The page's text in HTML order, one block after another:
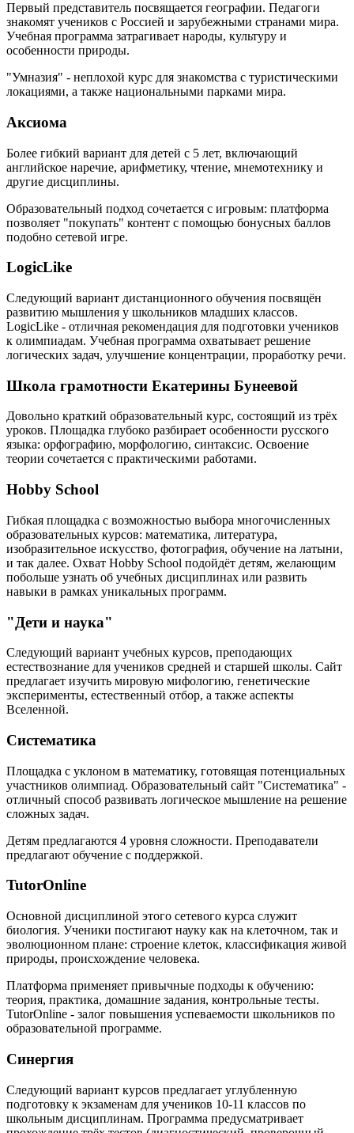
Первый представитель посвящается географии. Педагоги
знакомят учеников с Россией и зарубежными странами мира.
Учебная программа затрагивает народы, культуру и
особенности природы.
"Умназия" - неплохой курс для знакомства с туристическими
локациями, а также национальными парками мира.
Аксиома
Более гибкий вариант для детей с 5 лет, включающий
английское наречие, арифметику, чтение, мнемотехнику и
другие дисциплины.
Образовательный подход сочетается с игровым: платформа
позволяет "покупать" контент с помощью бонусных баллов
подобно сетевой игре.
LogicLike
Следующий вариант дистанционного обучения посвящён
развитию мышления у школьников младших классов.
LogicLike - отличная рекомендация для подготовки учеников
к олимпиадам. Учебная программа охватывает решение
логических задач, улучшение концентрации, проработку речи.
Школа грамотности Екатерины Бунеевой
Довольно краткий образовательный курс, состоящий из трёх
уроков. Площадка глубоко разбирает особенности русского
языка: орфографию, морфологию, синтаксис. Освоение
теории сочетается с практическими работами.
Hobby School
Гибкая площадка с возможностью выбора многочисленных
образовательных курсов: математика, литература,
изобразительное искусство, фотография, обучение на латыни,
и так далее. Охват Hobby School подойдёт детям, желающим
побольше узнать об учебных дисциплинах или развить
навыки в рамках уникальных программ.
"Дети и наука"
Следующий вариант учебных курсов, преподающих
естествознание для учеников средней и старшей школы. Сайт
предлагает изучить мировую мифологию, генетические
эксперименты, естественный отбор, а также аспекты
Вселенной.
Систематика
Площадка с уклоном в математику, готовящая потенциальных
участников олимпиад. Образовательный сайт "Систематика" -
отличный способ развивать логическое мышление на решение
сложных задач.
Детям предлагаются 4 уровня сложности. Преподаватели
предлагают обучение с поддержкой.
TutorOnline
Основной дисциплиной этого сетевого курса служит
биология. Ученики постигают науку как на клеточном, так и
эволюционном плане: строение клеток, классификация живой
природы, происхождение человека.
Платформа применяет привычные подходы к обучению:
теория, практика, домашние задания, контрольные тесты.
TutorOnline - залог повышения успеваемости школьников по
образовательной программе.
Синергия
Следующий вариант курсов предлагает углубленную
подготовку к экзаменам для учеников 10-11 классов по
школьным дисциплинам. Программа предусматривает